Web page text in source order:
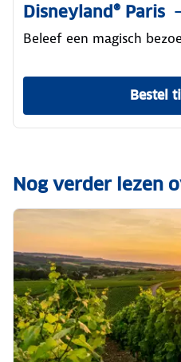
Disneyland® Paris
Beleef een magisch
Bestel
Nog verder lezen